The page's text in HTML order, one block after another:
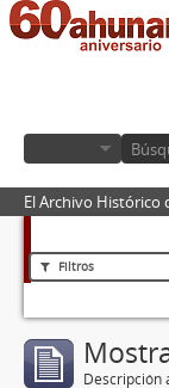
El Archivo Histórico
Filtros
Descripción